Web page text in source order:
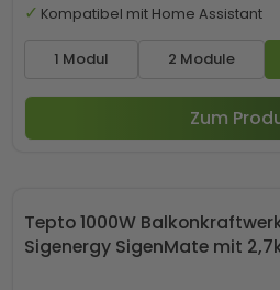
1 Modul 2 Module
Kompatibel mit Home Assistant
Zum
Tepto 1000W
Sigenergy SigenMate mit